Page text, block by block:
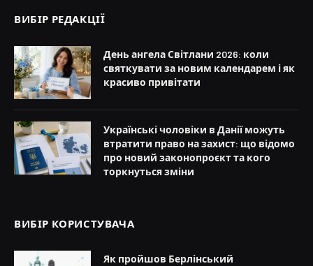
ВИБІР РЕДАКЦІЇ
День ангела Світлани 2026: коли
святкувати за новим календарем і як
красиво привітати
Українські чоловіки в Данії можуть
втратити право на захист: що відомо
про новий законопроєкт та кого
торкнуться зміни
ВИБІР КОРИСТУВАЧА
Як пройшов Берлінський